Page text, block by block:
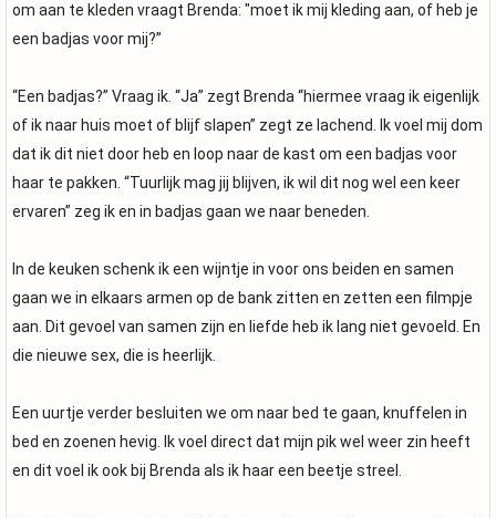
om aan te kleden vraagt Brenda: "moet ik mij kleding aan, of heb je
een badjas voor mij?”
“Een badjas?” Vraag ik. “Ja” zegt Brenda “hiermee vraag ik eigenlijk
of ik naar huis moet of blijf slapen” zegt ze lachend. Ik voel mij dom
dat ik dit niet door heb en loop naar de kast om een badjas voor
haar te pakken. “Tuurlijk mag jij blijven, ik wil dit nog wel een keer
ervaren” zeg ik en in badjas gaan we naar beneden.
In de keuken schenk ik een wijntje in voor ons beiden en samen
gaan we in elkaars armen op de bank zitten en zetten een filmpje
aan. Dit gevoel van samen zijn en liefde heb ik lang niet gevoeld. En
die nieuwe sex, die is heerlijk.
Een uurtje verder besluiten we om naar bed te gaan, knuffelen in
bed en zoenen hevig. Ik voel direct dat mijn pik wel weer zin heeft
en dit voel ik ook bij Brenda als ik haar een beetje streel.